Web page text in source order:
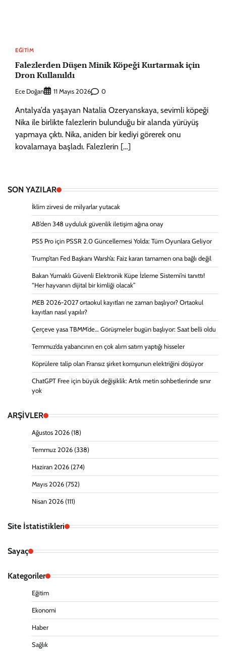
EĞITIM
Falezlerden Düşen Minik Köpeği Kurtarmak için
Dron Kullanıldı
Ece Doğan 11 Mayıs 2026 0
Antalya’da yaşayan Natalia Ozeryanskaya, sevimli köpeği
Nika ile birlikte falezlerin bulunduğu bir alanda yürüyüş
yapmaya çıktı. Nika, aniden bir kediyi görerek onu
kovalamaya başladı. Falezlerin […]
SON YAZILAR
İklim zirvesi de milyarlar yutacak
AB’den 348 uyduluk güvenlik iletişim ağına onay
PS5 Pro için PSSR 2.0 Güncellemesi Yolda: Tüm Oyunlara Geliyor
Trump’tan Fed Başkanı Warsh’a: Faiz kararı tamamen ona bağlı değil
Bakan Yumaklı Güvenli Elektronik Küpe İzleme Sistemi’ni tanıttı!
“Her hayvanın dijital bir kimliği olacak”
MEB 2026-2027 ortaokul kayıtları ne zaman başlıyor? Ortaokul
kayıtları nasıl yapılır?
Çerçeve yasa TBMM’de… Görüşmeler bugün başlıyor: Saat belli oldu
Temmuz’da yabancının en çok alım satım yaptığı hisseler
Köprülere talip olan Fransız şirket komşunun elektriğini döşüyor
ChatGPT Free için büyük değişiklik: Artık metin sohbetlerinde sınır
yok
ARŞİVLER
Ağustos 2026 (18)
Temmuz 2026 (338)
Haziran 2026 (274)
Mayıs 2026 (752)
Nisan 2026 (111)
Site İstatistikleri
Sayaç
Kategoriler
Eğitim
Ekonomi
Haber
Sağlık